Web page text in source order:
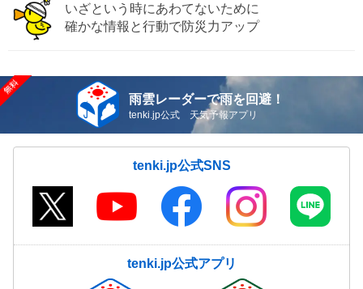
いざという時にあわてないために
確かな情報と行動で防災力アップ
雨雲レーダーで雨を回避！
tenki.jp公式 天気予報アプリ
tenki.jp公式SNS
tenki.jp公式アプリ